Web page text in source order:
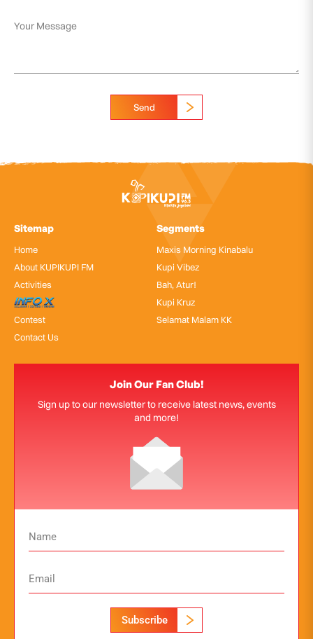
Send
Sitemap
Home
About KUPIKUPI FM
Activities
InfoX
Contest
Contact Us
Segments
Maxis Morning Kinabalu
Kupi Vibez
Bah, Atur!
Kupi Kruz
Selamat Malam KK
Join Our Fan Club!
Sign up to our newsletter to receive latest news, events
and more!
Subscribe